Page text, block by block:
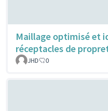
Maillage optimisé et
réceptacles de
JHD 0